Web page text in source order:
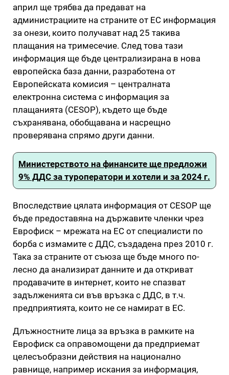
април ще трябва да предават на
администрациите на страните от ЕС информация
за онези, които получават над 25 такива
плащания на тримесечие. След това тази
информация ще бъде централизирана в нова
европейска база данни, разработена от
Европейската комисия – централната
електронна система с информация за
плащанията (CESOP), където ще бъде
съхранявана, обобщавана и насрещно
проверявана спрямо други данни.
Министерството на финансите ще предложи
9% ДДС за туроператори и хотели и за 2024 г.
Впоследствие цялата информация от CESOP ще
бъде предоставяна на държавите членки чрез
Еврофиск – мрежата на ЕС от специалисти по
борба с измамите с ДДС, създадена през 2010 г.
Така за страните от съюза ще бъде много по-
лесно да анализират данните и да откриват
продавачите в интернет, които не спазват
задълженията си във връзка с ДДС, в т.ч.
предприятията, които не се намират в ЕС.
Длъжностните лица за връзка в рамките на
Еврофиск са оправомощени да предприемат
целесъобразни действия на национално
равнище, например искания за информация,